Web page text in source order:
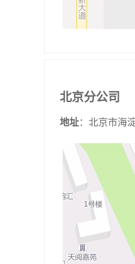
北京分公司
地址：北京市海